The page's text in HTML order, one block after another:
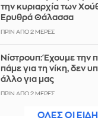
την κυριαρχία των
Ερυθρά Θάλασσα
ΠΡΙΝ ΑΠΌ 2 ΜΈΡΕΣ
Νίστρουπ: Έχουμε την
πάμε για τη νίκη, δεν
άλλο για μας
ΠΡΙΝ ΑΠΌ 2 ΜΈΡΕΣ
Άννα Πρέλεβιτς: Το
ΟΛΕΣ ΟΙ